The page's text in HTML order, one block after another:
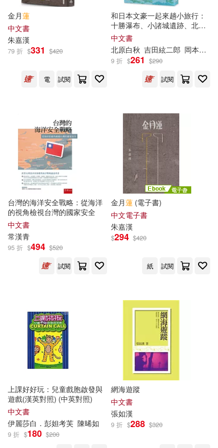
娥蘇拉．勒瑰恩(33)
李曉琪(33) 極楽(33)
蔡金吉(33)
（印）泰戈爾(33)
プレステージ出版（写真集）(32)
吉岡公威(32)
海洋委員會海洋保育署(32)
編輯部(32) 芙蘿(32)
邱永芳(32) 林崇漢(31)
（瑞士）約翰娜·斯比麗(31)
(比)岡特·鮑利(30) 保冬妮(30)
本書編寫組編(30) 蘇軾閔(30)
魯迅(30) MAX-A(29)
SONY MUSIC(255)
新世界出版社(255)
上海書店出版社(253)
法律出版社(248)
石油工業出版社(241)
黃山書社(234)
KADOKAWA(225)
四川辭書出版社(223)
九州出版社(222)
廈門大學出版社(221)
上海書畫出版社(220)
中國海關出版社(219)
同濟大學出版社(219)
金月蓮
中文書
朱嘉漢
79 折 $331 $420
電 試閱
和日本文豪一起來趟小旅行：
十勝瀑布、小諸城遺跡、北海
道田野、栃木山景、群馬溫
泉……漫步隱藏版迷人景點
中文書
北原白秋 吉田絃二郎 岡本綺堂
9 折 $261 $290
試閱
台灣的海洋安全戰略：從海洋
的視角檢視台灣的國家安全
中文書
常漢青
95 折 $494 $520
試閱
金月蓮 (電子書)
中文電子書
朱嘉漢
$294 $420
紙 試閱
上課好好玩：兒童戲胞啟發與
遊戲(漢英對照) (中英對照)
中文書
伊麗莎白．彭妲考芙 陳晞如
9 折 $180 $200
網海遊蹤
中文書
張如漢
9 折 $288 $320